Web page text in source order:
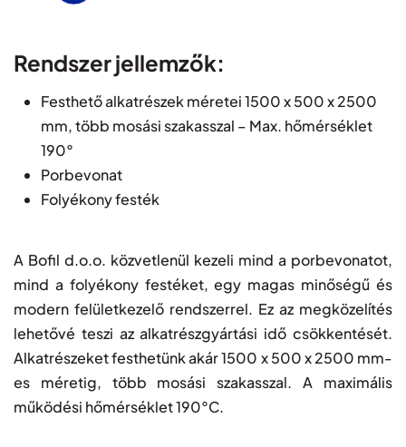
Rendszer jellemzők:
Festhető alkatrészek méretei 1500 x 500 x 2500
mm, több mosási szakasszal – Max. hőmérséklet
190°
Porbevonat
Folyékony festék
A Bofil d.o.o. közvetlenül kezeli mind a porbevonatot,
mind a folyékony festéket, egy magas minőségű és
modern felületkezelő rendszerrel. Ez az megközelítés
lehetővé teszi az alkatrészgyártási idő csökkentését.
Alkatrészeket festhetünk akár 1500 x 500 x 2500 mm-
es méretig, több mosási szakasszal. A maximális
működési hőmérséklet 190°C.